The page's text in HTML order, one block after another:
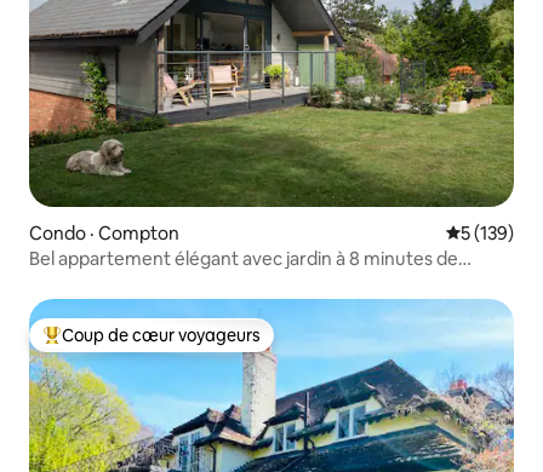
Condo · Compton Note
5 (139)
Bel appartement élégant avec jardin à 8 minutes de
Coup de cœur voyageurs parmi les plus aimés
Coup de cœur voyageurs